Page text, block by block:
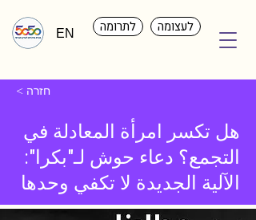
EN לתרומה לעצומה
< חזרה
هل تكسر امرأة المعادلة في
التجمع؟ دعاء حوش لـ"بكرا":
الآلية الجديدة لا تكفي وحدها